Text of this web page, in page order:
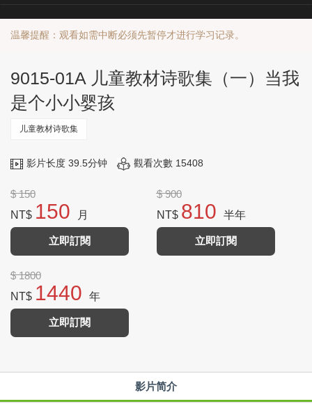
温馨提醒：观看如需中断必须先暂停才进行学习记录。
9015-01A 儿童教材诗歌集（一）当我
是个小小婴孩
儿童教材诗歌集
影片长度 39.5分钟 觀看次數 15408
$ 150
NT$ 150 月
立即訂閱
$ 900
NT$ 810 半年
立即訂閱
$ 1800
NT$ 1440 年
立即訂閱
影片简介